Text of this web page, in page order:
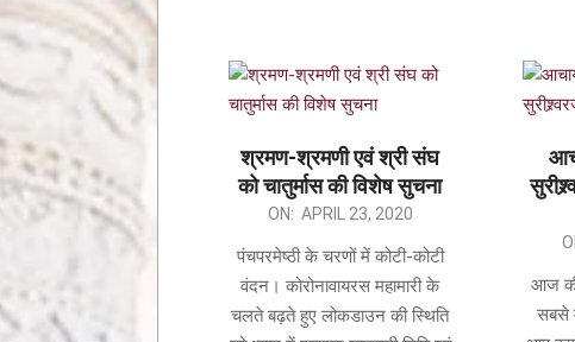
श्रमण-श्रमणी एवं श्री संघ
को चातुर्मास की विशेष सुचना
ON: APRIL 23, 2020
पंचपरमेष्ठी के चरणों में कोटी-कोटी
वंदन। कोरोनावायरस महामारी के
चलते बढ़ते हुए लोकडाउन की स्थिति
आज की
सबसे